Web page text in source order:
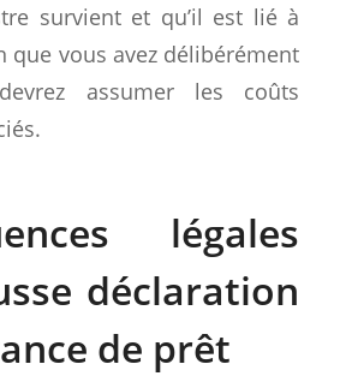
survient et qu’il est lié à
que vous avez délibérément
assumer les coûts
légales
déclaration
de prêt